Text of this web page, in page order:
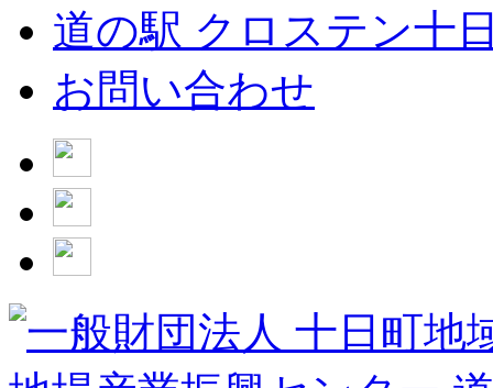
道の駅 クロステン十
お問い合わせ